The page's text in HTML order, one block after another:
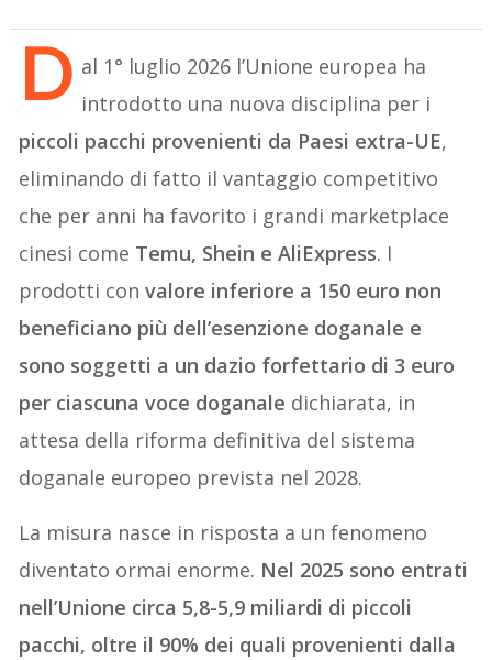
D al 1° luglio 2026 l’Unione europea ha
introdotto una nuova disciplina per i
piccoli pacchi provenienti da Paesi extra-UE,
eliminando di fatto il vantaggio competitivo
che per anni ha favorito i grandi marketplace
cinesi come Temu, Shein e AliExpress. I
prodotti convalore inferiore a 150 euro non
beneficiano più dell’esenzione doganale e
sono soggetti a un dazio forfettario di 3 euro
per ciascuna voce doganale dichiarata, in
attesa della riforma definitiva del sistema
doganale europeo prevista nel 2028.
La misura nasce in risposta a un fenomeno
diventato ormai enorme. Nel 2025 sono entrati
nell’Unione circa 5,8-5,9 miliardi di piccoli
pacchi, oltre il 90% dei quali provenienti dalla